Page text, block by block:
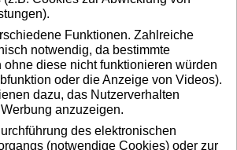
Funktionen. Zahlreiche
notwendig, da bestimmte
ohne diese nicht funktionieren würden
oder die Anzeige von Videos).
dazu, das Nutzerverhalten
anzuzeigen.
des elektronischen
(notwendige Cookies) oder zur